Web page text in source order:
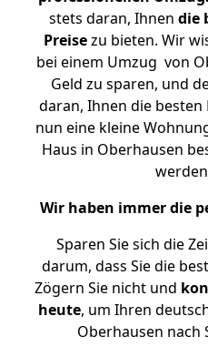
stets daran, Ihnen die
Preisezu bieten. Wir
bei einem Umzug von
Geld zu sparen, und
daran, Ihnen die besten
nun eine kleine
Haus in Oberhausen
Wir haben immer die
Sparen Sie sich die
darum, dass Sie die
Zögern Sie nicht und
heute, um Ihren
Oberhausen nach